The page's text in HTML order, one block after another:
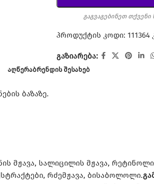
გაგვაგებინეთ
პროდუქტის კოდი: 111364
გაზიარება:
ᲐᲦᲬᲔᲠᲐᲑᲠᲔᲜᲓᲘᲡ ᲨᲔᲡᲐᲮᲔᲑ
ბაზაზე.
მჟავა, სალიცილის მჟავა,
რძემჟავა, ბისაბოლოლი.